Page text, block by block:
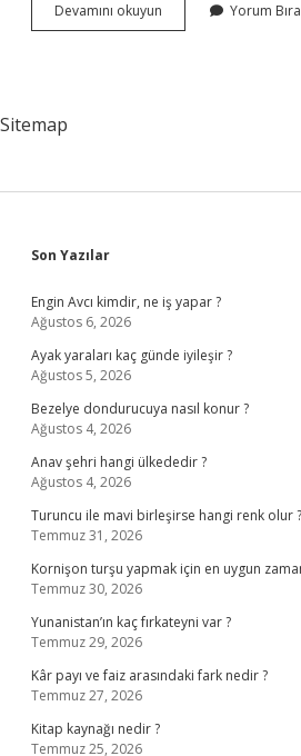
Devamını okuyun
Baş
Yorum
Sitemap
Sidebar
Son Yazılar
Engin Avcı kimdir, ne iş yapar ?
Ağustos 6, 2026
Ayak yaraları kaç günde iyileşir ?
Ağustos 5, 2026
Bezelye dondurucuya nasıl konur ?
Ağustos 4, 2026
Anav şehri hangi ülkededir ?
Ağustos 4, 2026
Turuncu ile mavi birleşirse hangi renk olur ?
Temmuz 31, 2026
Kornişon turşu yapmak için en uygun
Temmuz 30, 2026
Yunanistan’ın kaç fırkateyni var ?
Temmuz 29, 2026
Kâr payı ve faiz arasındaki fark nedir ?
Temmuz 27, 2026
Kitap kaynağı nedir ?
Temmuz 25, 2026